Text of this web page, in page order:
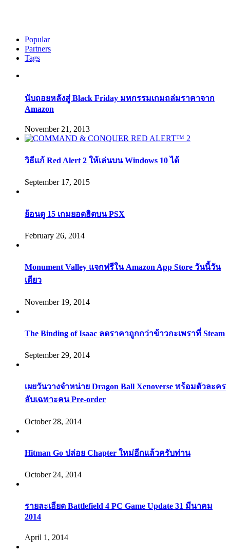
Popular
Partners
Tags
นับถอยหลังสู่ Black Friday มหกรรมเกมถล่มราคาจาก
Amazon
November 21, 2013
วิธีแก้ Red Alert 2 ให้เล่นบน Windows 10 ได้
September 17, 2015
ย้อนดู 15 เกมยอดฮิตบน PSX
February 26, 2014
Monument Valley แจกฟรีใน Amazon App Store วันนี้วัน
เดียว
November 19, 2014
The Binding of Isaac ลดราคาถูกกว่าข้าวกะเพราที่ Steam
September 29, 2014
เผยวันวางจำหน่าย Dragon Ball Xenoverse พร้อมตัวละคร
ลับเฉพาะคน Pre-order
October 28, 2014
Hitman Go ปล่อย Chapter ใหม่อีกแล้วครับท่าน
October 24, 2014
รายละเอียด Battlefield 4 PC Game Update 31 มีนาคม
2014
April 1, 2014